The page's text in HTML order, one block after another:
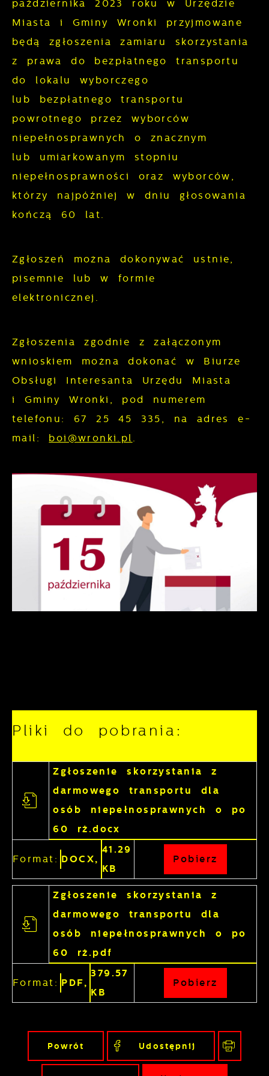
października 2023 roku w Urzędzie
Miasta i Gminy Wronki przyjmowane
będą zgłoszenia zamiaru skorzystania
z prawa do bezpłatnego transportu
do lokalu wyborczego
lub bezpłatnego transportu
powrotnego przez wyborców
niepełnosprawnych o znacznym
lub umiarkowanym stopniu
niepełnosprawności oraz wyborców,
którzy najpóźniej w dniu głosowania
kończą 60 lat.
Zgłoszeń można dokonywać ustnie,
pisemnie lub w formie
elektronicznej.
Zgłoszenia zgodnie z załączonym
wnioskiem można dokonać w Biurze
Obsługi Interesanta Urzędu Miasta
i Gminy Wronki, pod numerem
telefonu: 67 25 45 335, na adres e-
mail: boi@wronki.pl .
Pliki do pobrania:
Zgłoszenie skorzystania z
darmowego transportu dla
osób niepełnosprawnych o po
60 rż.docx
Format: DOCX,
41.29
KB
Pobierz
Zgłoszenie skorzystania z
darmowego transportu dla
osób niepełnosprawnych o po
60 rż.pdf
Format: PDF,
379.57
KB
Pobierz
Powrót Udostępnij
funkcjonalne i personalizacyjne pliki
cookies gwarantuje dostępność większej
ilości funkcji na stronie.
Analityczne pliki cookies pomagają nam
Cookies analityczne pozwalają na
uzyskanie informacji w zakresie
wykorzystywania witryny internetowej,
miejsca oraz częstotliwości, z jaką
serwisów internetowych pod względem ich
popularności wśród użytkowników.
gwarantuje dostępność wszystkich
funkcjonalności.
Reklamowe
Dzięki reklamowym plikom cookies
prezentujemy Ci najciekawsze informacje i
Promocyjne pliki cookies służą do
prezentowania Ci naszych komunikatów na
Twoich zwyczajów dotyczących
promocyjne mogą pojawić się na stronach
dostawców usług. Firmy te działają w
charakterze pośredników prezentujących
nasze treści w postaci wiadomości, ofert,
komunikatów mediów społecznościowych.
Więcej